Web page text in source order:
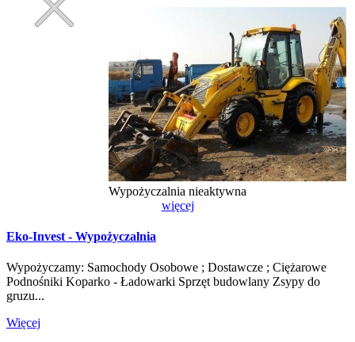
Wypożyczalnia nieaktywna
więcej
Eko-Invest - Wypożyczalnia
Wypożyczamy: Samochody Osobowe ; Dostawcze ; Ciężarowe
Podnośniki Koparko - Ładowarki Sprzęt budowlany Zsypy do
gruzu...
Więcej